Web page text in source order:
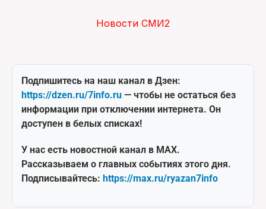
Новости СМИ2
Подпишитесь на наш канал в Дзен:
https://dzen.ru/7info.ru — чтобы не остаться без
информации при отключении интернета. Он
доступен в белых списках!
У нас есть новостной канал в MAX.
Рассказываем о главных событиях этого дня.
Подписывайтесь: https://max.ru/ryazan7info